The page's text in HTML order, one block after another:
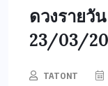
ดวงรายวั
23/03/
TATONT